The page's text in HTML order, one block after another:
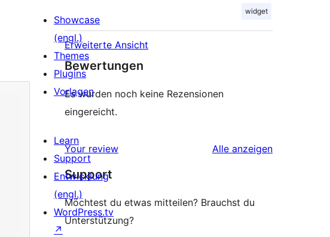
widget
Erweiterte Ansicht
Bewertungen
Es wurden noch keine Rezensionen
eingereicht.
Your review Alle Rezensionen
anzeigen
Support
Möchtest du etwas mitteilen? Brauchst du
Unterstützung?
Showcase
(engl.)
Themes
Plugins
Vorlagen
Learn
Support
Entwicklung
(engl.)
WordPress.tv
↗